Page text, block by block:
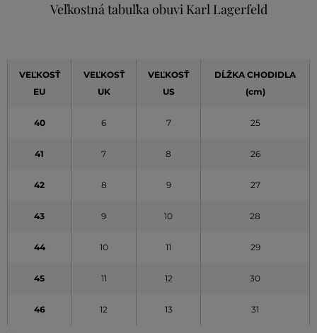
Veľkostná tabuľka obuvi Karl Lagerfeld
VEĽKOSŤ
EU
VEĽKOSŤ
UK
VEĽKOSŤ
US
DĹŽKA CHODIDLA
(cm)
40 6 7 25
41 7 8 26
42 8 9 27
43 9 10 28
44 10 11 29
45 11 12 30
46 12 13 31